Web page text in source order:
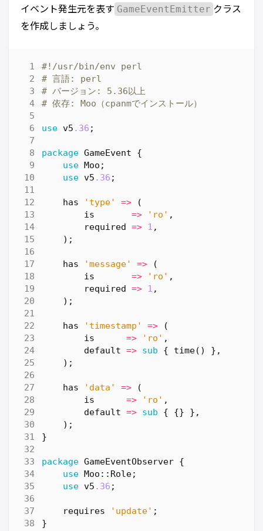
イベント発生元を表す GameEventEmitter クラス
を作成しましょう。
#!/usr/bin/env perl
# 言語: perl
# バージョン: 5.36以上
# 依存: Moo（cpanmでインストール）
use v5 .36 ;
package GameEvent
{
use Moo ;
use v5 .36 ;
has 'type' =>
(
is
=> 'ro' ,
required => 1 ,
);
has 'message' =>
(
is
=> 'ro' ,
required => 1 ,
);
has 'timestamp' =>
(
is
=> 'ro' ,
default => sub { time()
},
);
has 'data' =>
(
is
=> 'ro' ,
default => sub { {}
},
);
}
package GameEventObserver {
use Moo::Role;
use v5 .36 ;
requires 'update' ;
}